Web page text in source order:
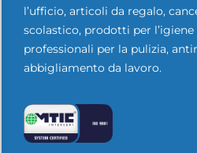
l’ufficio, articoli da regalo,
scolastico, prodotti per
professionali per la pulizia,
abbigliamento da lavoro.